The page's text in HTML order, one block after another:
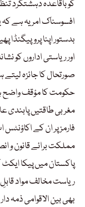
افسوسناک امر یہ ہے
بدستور اپنا پروپیگنڈا
اور ریاستی اداروں کو
صورتحال کا جائزہ
حکومت کا مؤقف واضح
مغربی طاقتیں پابندی
فارمز پر ان کے
مملکت برائے قانون و
پاکستان میں پیکا
ریاست مخالف مواد
بھی بین الاقوامی ذمہ